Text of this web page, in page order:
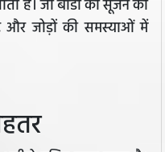
है। जो बॉडी की सूजन को
जोड़ों की समस्याओं में